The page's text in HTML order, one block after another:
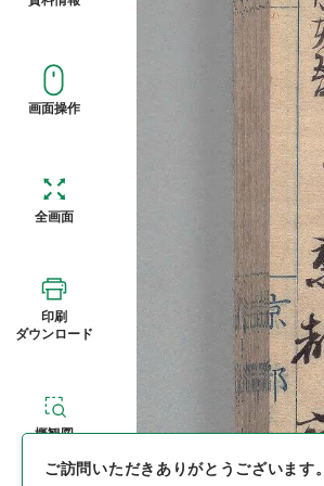
画面操作
全画面
印刷
ダウンロード
概観図
ご訪問いただきありがとうございます。